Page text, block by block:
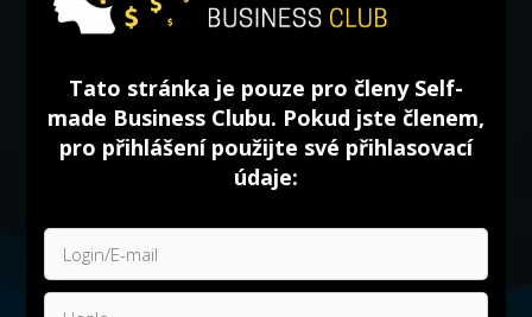
Tato stránka je pouze pro členy Self-
made Business Clubu. Pokud jste členem,
pro přihlášení použijte své přihlasovací
údaje: